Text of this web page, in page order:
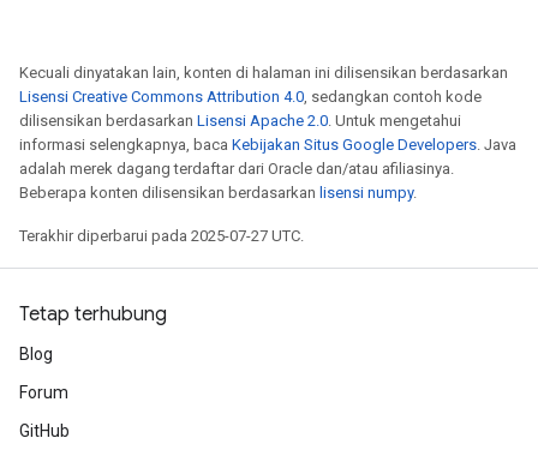
Kecuali dinyatakan lain, konten di halaman ini dilisensikan berdasarkan
Lisensi Creative Commons Attribution 4.0, sedangkan contoh kode
dilisensikan berdasarkan Lisensi Apache 2.0. Untuk mengetahui
informasi selengkapnya, baca Kebijakan Situs Google Developers. Java
adalah merek dagang terdaftar dari Oracle dan/atau afiliasinya.
Beberapa konten dilisensikan berdasarkan lisensi numpy.
Terakhir diperbarui pada 2025-07-27 UTC.
Tetap terhubung
Blog
Forum
GitHub